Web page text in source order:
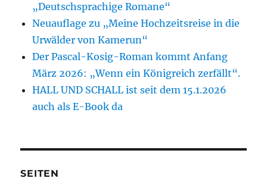
„Deutschsprachige Romane“
Neuauflage zu „Meine Hochzeitsreise in die
Urwälder von Kamerun“
Der Pascal-Kosig-Roman kommt Anfang
März 2026: „Wenn ein Königreich zerfällt“.
HALL UND SCHALL ist seit dem 15.1.2026
auch als E-Book da
SEITEN